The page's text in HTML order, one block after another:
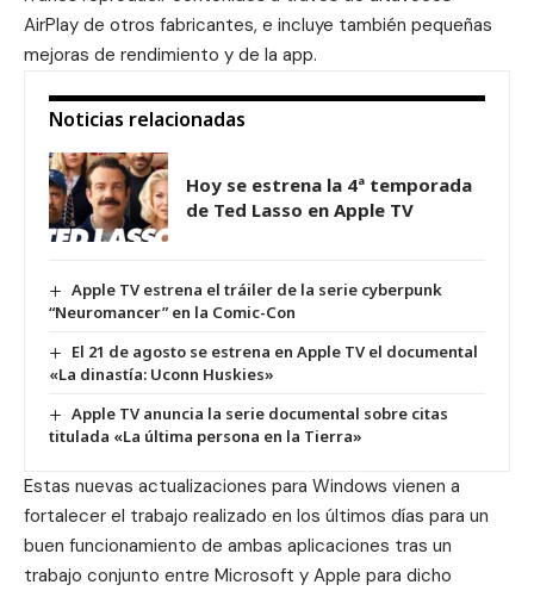
AirPlay de otros fabricantes, e incluye también pequeñas
mejoras de rendimiento y de la app.
Noticias relacionadas
Hoy se estrena la 4ª temporada
de Ted Lasso en Apple TV
Apple TV estrena el tráiler de la serie cyberpunk
“Neuromancer” en la Comic-Con
El 21 de agosto se estrena en Apple TV el documental
«La dinastía: Uconn Huskies»
Apple TV anuncia la serie documental sobre citas
titulada «La última persona en la Tierra»
Estas nuevas actualizaciones para Windows vienen a
fortalecer el trabajo realizado en los últimos días para un
buen funcionamiento de ambas aplicaciones tras un
trabajo conjunto entre Microsoft y Apple para dicho